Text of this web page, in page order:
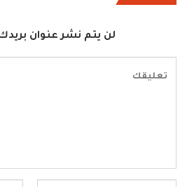
لن يتم نشر عنوان بريدك